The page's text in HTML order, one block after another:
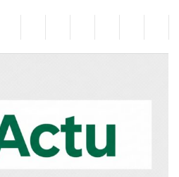
Chronique
–
Le
Thé
SociétéCultureMondeÉconomie
Tech